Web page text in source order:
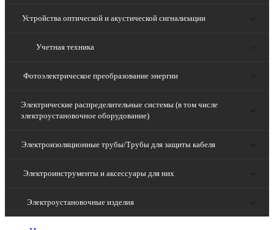
Устройства оптической и акустической сигнализации
Учетная техника
Фотоэлектрическое преобразование энергии
Электрические распределительные системы (в том числе
электроустановочное оборудование)
Электроизоляционные трубы/Трубы для защиты кабеля
Электроинструменты и аксессуары для них
Электроустановочные изделия